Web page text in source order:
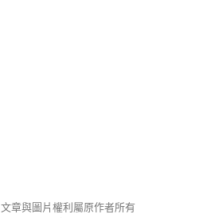
文章與圖片權利屬原作者所有